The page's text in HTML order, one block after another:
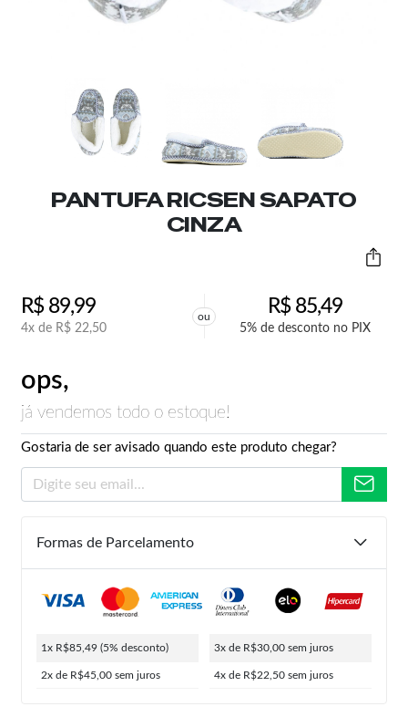
PANTUFA RICSEN SAPATO
CINZA
R$89,99
4x de R$ 22,50
ou R$85,49
5% de desconto no PIX
ops,
já vendemos todo o estoque!
Gostaria de ser avisado quando este produto chegar?
Formas de Parcelamento
1x R$85,49 (5% desconto)
2x de R$45,00 sem juros
3x de R$30,00 sem juros
4x de R$22,50 sem juros